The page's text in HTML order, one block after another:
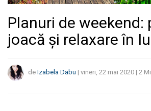
Planuri de weekend:
joacă și relaxare în
de Izabela Dabu | vineri, 22 mai 2020 | 2